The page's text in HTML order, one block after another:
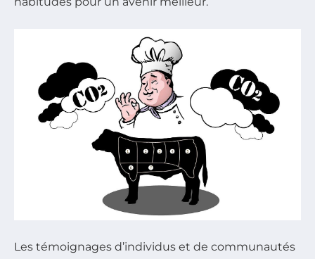
Les témoignages d’individus et de communautés